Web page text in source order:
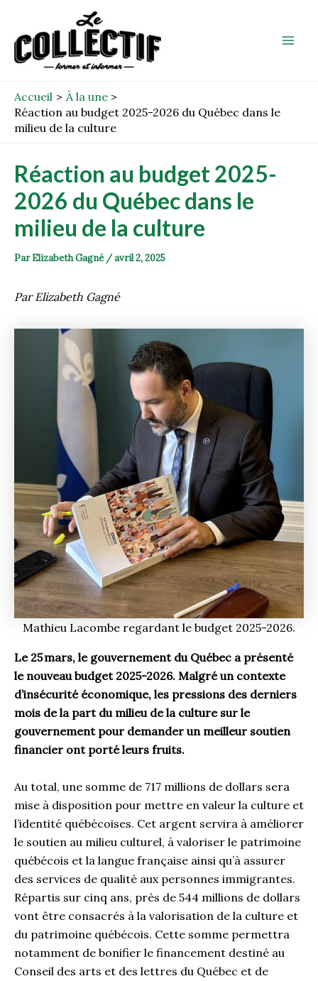
contenu
Accueil
À la une
Réaction au budget 2025-2026 du Québec dans le
milieu de la culture
Réaction au budget 2025-
2026 du Québec dans le
milieu de la culture
ParElizabeth Gagné /avril 2, 2025
Par Elizabeth Gagné
Mathieu Lacombe regardant le budget 2025-2026.
Le 25 mars, le gouvernement du Québec a présenté
le nouveau budget 2025-2026. Malgré un contexte
d’insécurité économique, les pressions des derniers
mois de la part du milieu de la culture sur le
gouvernement pour demander un meilleur soutien
financier ont porté leurs fruits.
Au total, une somme de 717 millions de dollars sera
mise à disposition pour mettre en valeur la culture et
l’identité québécoises. Cet argent servira à améliorer
le soutien au milieu culturel, à valoriser le patrimoine
québécois et la langue française ainsi qu’à assurer
des services de qualité aux personnes immigrantes.
Répartis sur cinq ans, près de 544 millions de dollars
vont être consacrés à la valorisation de la culture et
du patrimoine québécois. Cette somme permettra
notamment de bonifier le financement destiné au
Conseil des arts et des lettres du Québec et de
navigation